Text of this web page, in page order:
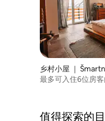
乡村小屋 ｜
最多可入住6位房
值得探索的